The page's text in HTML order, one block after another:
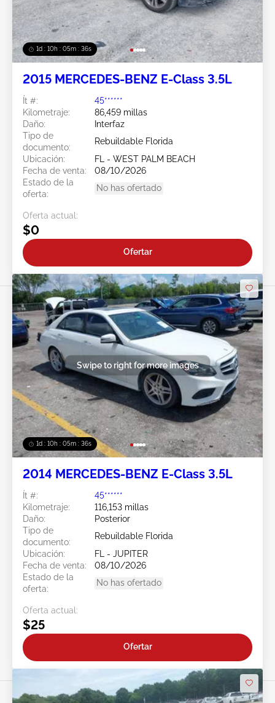
1d : 10h : 05m : 34s
2015 MERCEDES-BENZ E-Class 3.5L
Ít #:
45******
Kilometraje:
86,459 millas
Daño:
Interfaz
Tipo de
documento:
Rebuildable Florida
Ubicación:
FL - WEST PALM BEACH
Fecha de venta:
08/10/2026
Estado de la
oferta:
No has ofertado
Oferta actual:
$0
Ofertar
1d : 10h : 05m : 34s
Swipe to right for more images
2014 MERCEDES-BENZ E-Class 3.5L
Ít #:
45******
Kilometraje:
116,153 millas
Daño:
Posterior
Tipo de
documento:
Rebuildable Florida
Ubicación:
FL - JUPITER
Fecha de venta:
08/10/2026
Estado de la
oferta:
No has ofertado
Oferta actual:
$25
Ofertar